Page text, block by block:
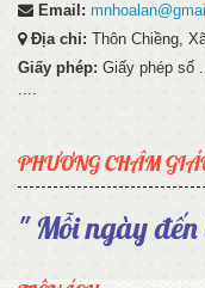
Email:
Địa chỉ: Thôn Chiềng,
Giấy phép: Giấy phép số
....
PHƯƠNG CHÂM
" Mỗi ngày